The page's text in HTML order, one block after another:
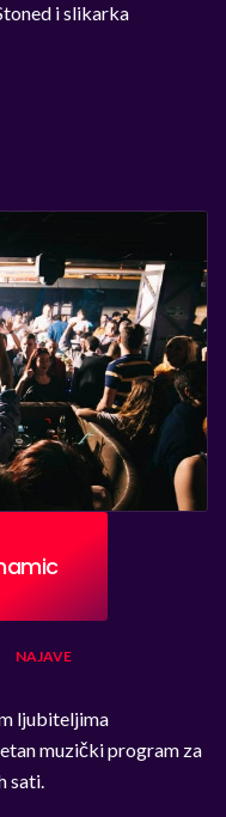
i slikarka
NAJAVE
ljubiteljima
muzički program za
sati.